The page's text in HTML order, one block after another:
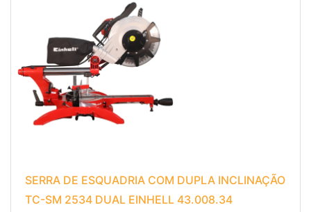
SERRA DE ESQUADRIA COM DUPLA INCLINAÇÃO
TC-SM 2534 DUAL EINHELL 43.008.34